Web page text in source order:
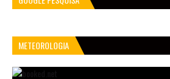
METEOROLOGIA